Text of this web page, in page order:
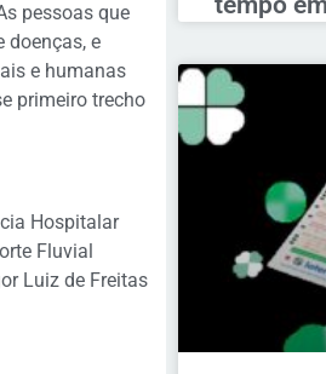
pessoas que
doenças, e
e humanas
primeiro trecho
Hospitalar
Fluvial
Luiz de Freitas